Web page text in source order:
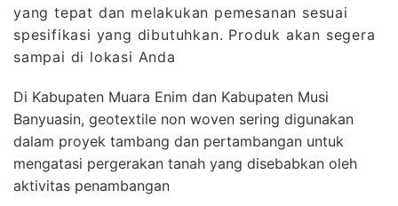
yang tepat dan melakukan pemesanan sesuai
spesifikasi yang dibutuhkan. Produk akan segera
sampai di lokasi Anda
Di Kabupaten Muara Enim dan Kabupaten Musi
Banyuasin, geotextile non woven sering digunakan
dalam proyek tambang dan pertambangan untuk
mengatasi pergerakan tanah yang disebabkan oleh
aktivitas penambangan